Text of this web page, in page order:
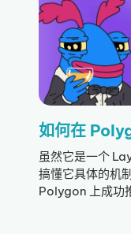
如何在
虽然它是一个
搞懂它具体的机
Polygon 上成功